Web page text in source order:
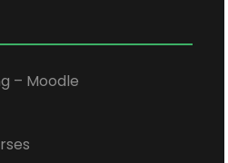
– Moodle